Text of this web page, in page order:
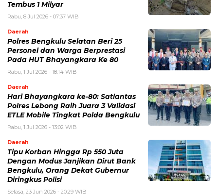
Tembus 1 Milyar
Rabu, 8 Jul 2026 - 07:37 WIB
Daerah
Polres Bengkulu Selatan Beri 25
Personel dan Warga Berprestasi
Pada HUT Bhayangkara Ke 80
Rabu, 1 Jul 2026 - 18:14 WIB
Daerah
Hari Bhayangkara ke-80: Satlantas
Polres Lebong Raih Juara 3 Validasi
ETLE Mobile Tingkat Polda Bengkulu
Rabu, 1 Jul 2026 - 13:02 WIB
Daerah
Tipu Korban Hingga Rp 550 Juta
Dengan Modus Janjikan Dirut Bank
Bengkulu, Orang Dekat Gubernur
Diringkus Polisi
Selasa, 23 Jun 2026 - 20:29 WIB